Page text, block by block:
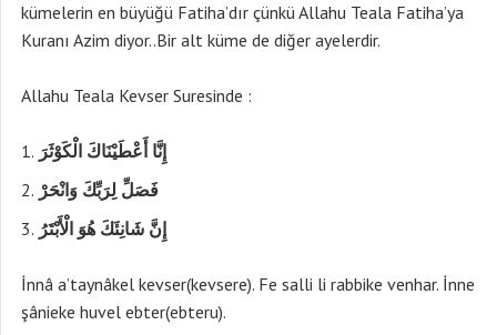
kümelerin en büyüğü Fatiha’dır çünkü Allahu Teala Fatiha’ya
Kuranı Azim diyor..Bir alt küme de diğer ayelerdir.
Allahu Teala Kevser Suresinde :
إِنَّا أَعْطَيْنَاكَ الْكَوْثَرَ
فَصَلِّ لِرَبِّكَ وَانْحَرْ
إِنَّ شَانِئَكَ هُوَ الْأَبْتَرُ
İnnâ a’taynâkel kevser(kevsere). Fe salli li rabbike venhar. İnne
şânieke huvel ebter(ebteru).